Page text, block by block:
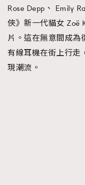
Rose Depp、 Emily
俠》新一代貓女 Zoë
片。這在無意間成為
有線耳機在街上行走
現潮流。